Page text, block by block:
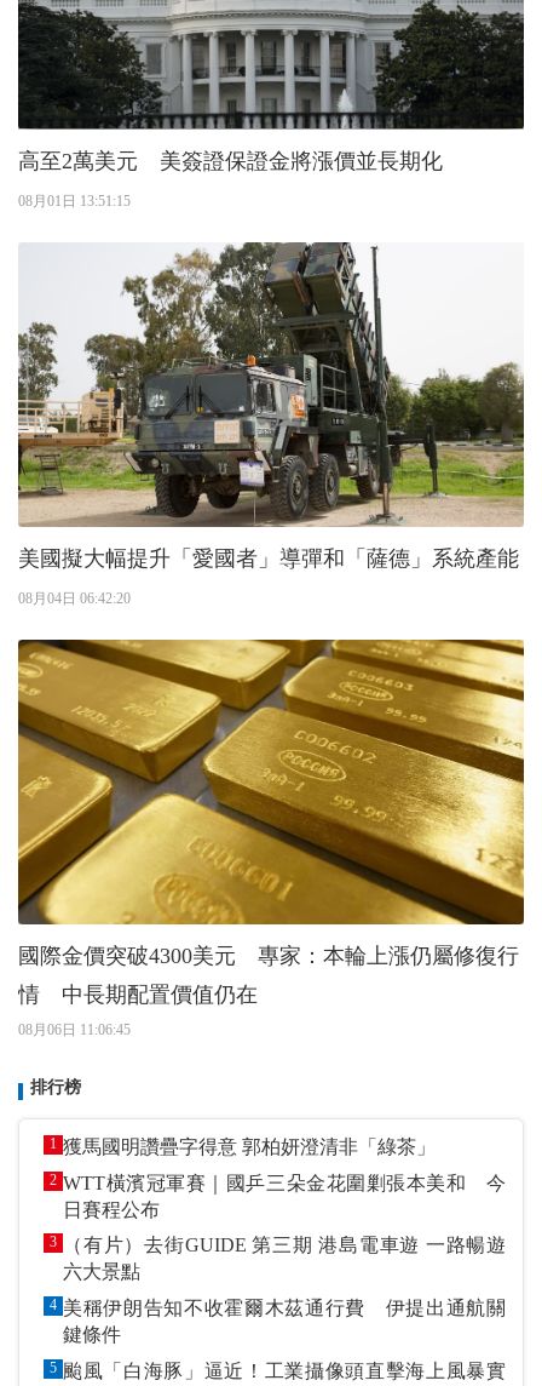
高至2萬美元 美簽證保證金將漲價並長期化
08月01日 13:51:15
美國擬大幅提升「愛國者」導彈和「薩德」系統產能
08月04日 06:42:20
國際金價突破4300美元 專家：本輪上漲仍屬修復行
情 中長期配置價值仍在
08月06日 11:06:45
排行榜
1 獲馬國明讚疊字得意 郭柏妍澄清非「綠茶」
2 WTT橫濱冠軍賽｜國乒三朵金花圍剿張本美和 今
日賽程公布
3
（有片）去街GUIDE 第三期 港島電車遊 一路暢遊
六大景點
4 美稱伊朗告知不收霍爾木茲通行費 伊提出通航關
鍵條件
5 颱風「白海豚」逼近！工業攝像頭直擊海上風暴實